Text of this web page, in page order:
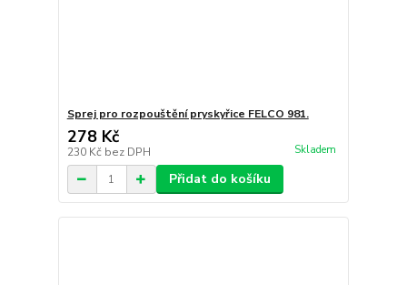
Sprej pro rozpouštění pryskyřice FELCO 981.
278 Kč
230 Kč bez DPH Skladem
Přidat do košíku